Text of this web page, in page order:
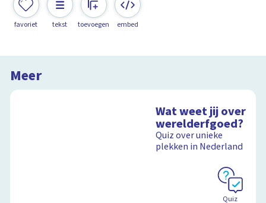
favoriet tekst toevoegen embed
Meer
Wat weet jij over
werelderfgoed?
Quiz over unieke
plekken in Nederland
Quiz